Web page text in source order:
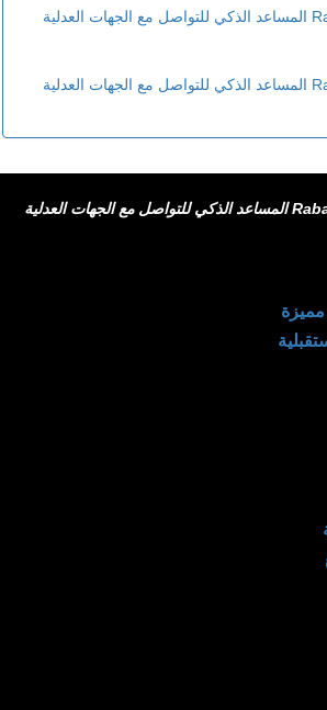
خدمة Rabab Adli AI المساعد الذكي للتواصل مع الجهات العدلية
خدمة Rabab Adli AI المساعد الذكي للتواصل مع الجهات العدلية
خدمة Rabab Adli AI المساعد الذكي للتواصل مع الجهات العدلية
مميزة